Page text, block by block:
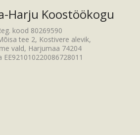
Harju Koostöökogu
kood 80269590
tee 2, Kostivere alevik,
vald, Harjumaa 74204
EE921010220086728011